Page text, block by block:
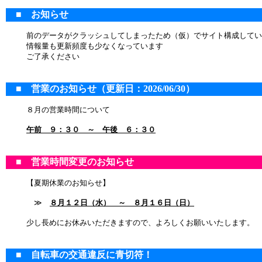
■ お知らせ
前のデータがクラッシュしてしまったため（仮）でサイト構成して
情報量も更新頻度も少なくなっています
ご了承ください
■ 営業のお知らせ（更新日：2026/06/30）
８月の営業時間について
午前 ９：３０ ～ 午後 ６：３０
■ 営業時間変更のお知らせ
【夏期休業のお知らせ】
≫ ８月１２日（水） ～ ８月１６日（日）
少し長めにお休みいただきますので、よろしくお願いいたします。
■ 自転車の交通違反に青切符！